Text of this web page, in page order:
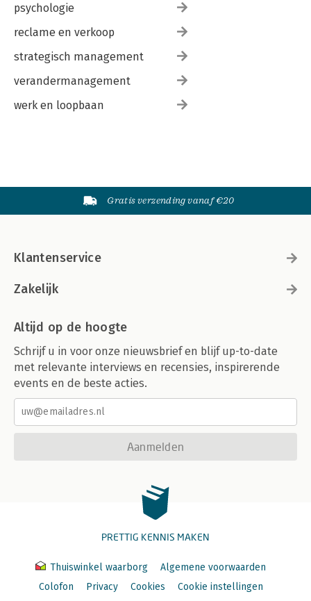
psychologie
reclame en verkoop
strategisch management
verandermanagement
werk en loopbaan
Gratis verzending vanaf €20
Klantenservice
Zakelijk
Altijd op de hoogte
Schrijf u in voor onze nieuwsbrief en blijf up-to-date
met relevante interviews en recensies, inspirerende
events en de beste acties.
Aanmelden
PRETTIG KENNIS MAKEN
Thuiswinkel waarborg
Algemene voorwaarden
Colofon
Privacy Cookies
Cookie instellingen